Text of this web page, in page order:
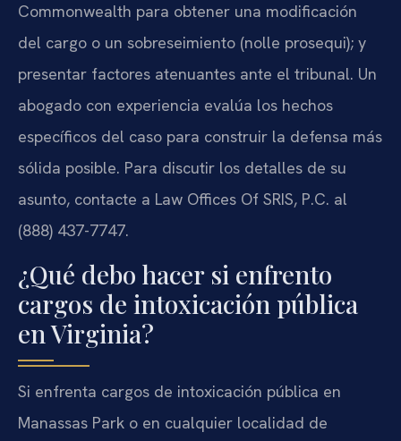
Commonwealth para obtener una modificación
del cargo o un sobreseimiento (nolle prosequi); y
presentar factores atenuantes ante el tribunal. Un
abogado con experiencia evalúa los hechos
específicos del caso para construir la defensa más
sólida posible. Para discutir los detalles de su
asunto, contacte a Law Offices Of SRIS, P.C. al
(888) 437-7747.
¿Qué debo hacer si enfrento
cargos de intoxicación pública
en Virginia?
Si enfrenta cargos de intoxicación pública en
Manassas Park o en cualquier localidad de